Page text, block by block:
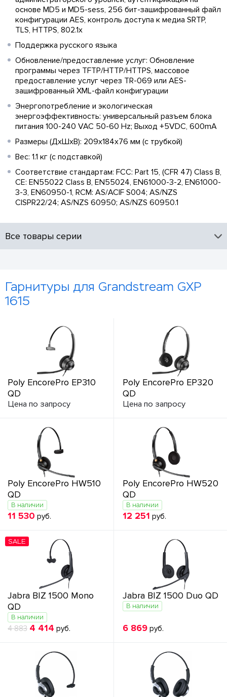
основе MD5 и MD5-sess, 256 бит-зашифрованный файл
конфигурации AES, контроль доступа к медиа SRTP,
TLS, HTTPS, 802.1x
Поддержка русского языка
Обновление/предоставление услуг: Обновление
программы через TFTP/HTTP/HTTPS, массовое
предоставление услуг через TR-069 или AES-
зашифрованный XML-файл конфигурации
Энергопотребление и экологическая
энергоэффективность: универсальный разъем блока
питания 100-240 VAC 50-60 Hz; Выход +5VDC, 600mA
Размеры (ДхШхВ): 209x184x76 мм (с трубкой)
Вес: 1.1 кг (с подставкой)
Соответствие стандартам: FCC: Part 15, (CFR 47) Class B,
CE: EN55022 Class B, EN55024, EN61000-3-2, EN61000-
3-3, EN60950-1, RCM: AS/ACIF S004; AS/NZS
CISPR22/24; AS/NZS 60950; AS/NZS 60950.1
Все товары серии
Гарнитуры для Grandstream GXP
1615
Poly EncorePro EP310
QD
Цена по запросу
Poly EncorePro EP320
QD
Цена по запросу
Poly EncorePro HW510
QD
В наличии
11 530 руб.
Poly EncorePro HW520
QD
В наличии
12 251 руб.
SALE
Jabra BIZ 1500 Mono
QD
В наличии
4 883 4 414 руб.
Jabra BIZ 1500 Duo QD
В наличии
6 869руб.